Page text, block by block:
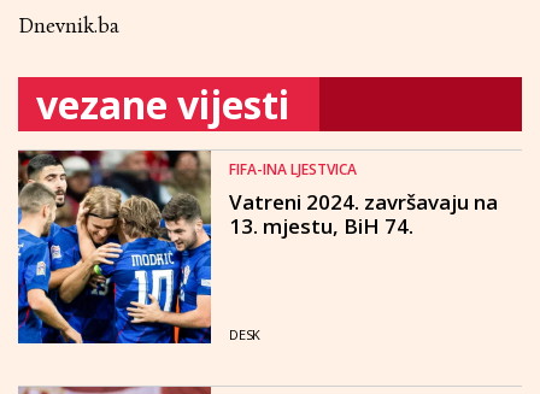
Dnevnik.ba
vezane vijesti
FIFA-INA LJESTVICA
Vatreni 2024. završavaju na
13. mjestu, BiH 74.
DESK